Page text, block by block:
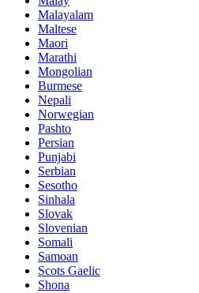
Malayalam
Maltese
Maori
Marathi
Mongolian
Burmese
Nepali
Norwegian
Pashto
Persian
Punjabi
Serbian
Sesotho
Sinhala
Slovak
Slovenian
Somali
Samoan
Scots Gaelic
Shona